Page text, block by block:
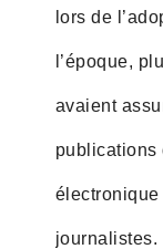
lors de
l’époque,
avaient
publications
journalistes.